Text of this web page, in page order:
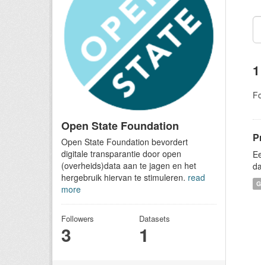
Open State Foundation
Open State Foundation bevordert
digitale transparantie door open
(overheids)data aan te jagen en het
hergebruik hiervan te stimuleren. read
more
Followers
3
Datasets
1